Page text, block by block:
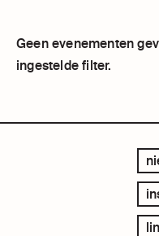
Geen evenementen
ingestelde filter.